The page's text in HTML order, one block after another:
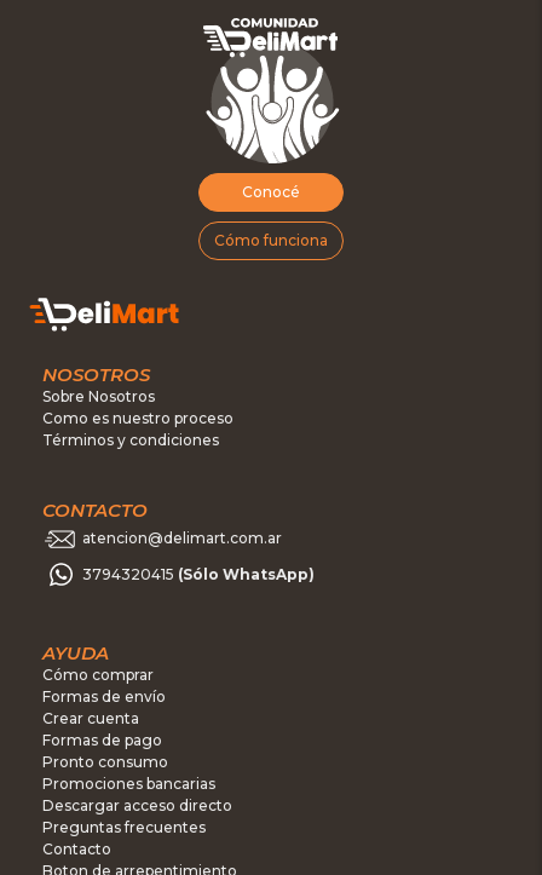
Conocé
Cómo funciona
NOSOTROS
Sobre Nosotros
Como es nuestro proceso
Términos y condiciones
CONTACTO
atencion@delimart.com.ar
3794320415 (Sólo WhatsApp)
AYUDA
Cómo comprar
Formas de envío
Crear cuenta
Formas de pago
Pronto consumo
Promociones bancarias
Descargar acceso directo
Preguntas frecuentes
Contacto
Boton de arrepentimiento